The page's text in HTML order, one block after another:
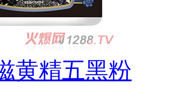
黄精五黑粉